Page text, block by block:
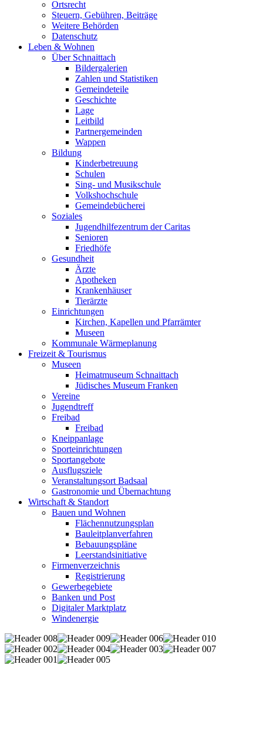
Ortsrecht
Steuern, Gebühren, Beiträge
Weitere Behörden
Datenschutz
Leben & Wohnen
Über Schnaittach
Bildergalerien
Zahlen und Statistiken
Gemeindeteile
Geschichte
Lage
Leitbild
Partnergemeinden
Wappen
Bildung
Kinderbetreuung
Schulen
Sing- und Musikschule
Volkshochschule
Gemeindebücherei
Soziales
Jugendhilfezentrum der Caritas
Senioren
Friedhöfe
Gesundheit
Ärzte
Apotheken
Krankenhäuser
Tierärzte
Einrichtungen
Kirchen, Kapellen und Pfarrämter
Museen
Kommunale Wärmeplanung
Freizeit & Tourismus
Museen
Heimatmuseum Schnaittach
Jüdisches Museum Franken
Vereine
Jugendtreff
Freibad
Freibad
Kneippanlage
Sporteinrichtungen
Sportangebote
Ausflugsziele
Veranstaltungsort Badsaal
Gastronomie und Übernachtung
Wirtschaft & Standort
Bauen und Wohnen
Flächennutzungsplan
Bauleitplanverfahren
Bebauungspläne
Leerstandsinitiative
Firmenverzeichnis
Registrierung
Gewerbegebiete
Banken und Post
Digitaler Marktplatz
Windenergie